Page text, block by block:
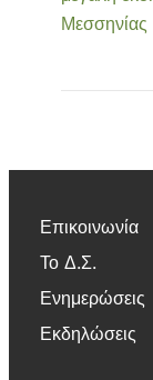
Μεσσηνίας
Επικοινωνία
Το Δ.Σ.
Ενημερώσεις
Εκδηλώσεις